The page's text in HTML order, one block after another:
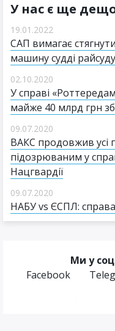
У нас є ще
19.01.2022
САП вимагає
машину судді
02.10.2020
У справі
майже 40 млрд грн
09.07.2020
ВАКС продовжив усі
підозрюваним у
Нацгвардії
09.07.2020
НАБУ vs ЄСПЛ:
Ми у
Facebook